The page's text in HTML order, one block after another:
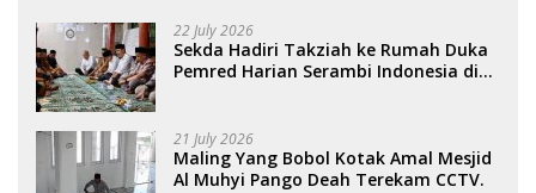
22 July 2026
Sekda Hadiri Takziah ke Rumah Duka
Pemred Harian Serambi Indonesia di
21 July 2026
Maling Yang Bobol Kotak Amal Mesjid
Al Muhyi Pango Deah Terekam CCTV.